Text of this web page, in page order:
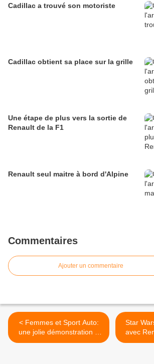
Cadillac a trouvé son motoriste
Cadillac obtient sa place sur la grille
Une étape de plus vers la sortie de
Renault de la F1
Renault seul maitre à bord d'Alpine
Commentaires
Ajouter un commentaire
< Femmes et Sport Auto:
une jolie démonstration à
Monaco
Star